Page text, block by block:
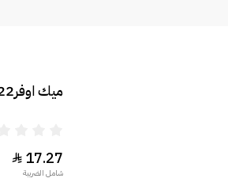
ميك اوفر22 قلم تحديد شفاه فلتر فينش
17.27

شامل الضريبة